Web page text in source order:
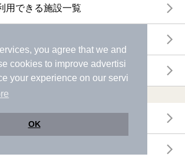
you agree that we and
cookies to improve advertisi
your experience on our servi
OK
用できる施設一覧
子チケット・クーポン一覧